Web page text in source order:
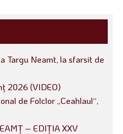
Targu Neamt, la sfarsit de
2026 (VIDEO)
de Folclor „Ceahlaul“,
– EDIȚIA XXV